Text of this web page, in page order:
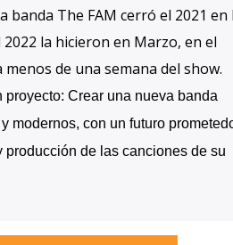
banda The FAM cerró el 2021 en
la hicieron en Marzo, en el
de una semana del show.
Crear una nueva banda
modernos, con un futuro
de las canciones de su